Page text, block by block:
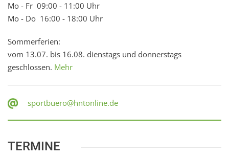
Mo - Fr 09:00 - 11:00 Uhr
Mo - Do 16:00 - 18:00 Uhr
Sommerferien:
vom 13.07. bis 16.08. dienstags und donnerstags
geschlossen. Mehr
sportbuero@hntonline.de
TERMINE